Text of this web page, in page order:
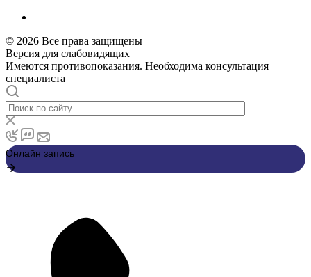
© 2026 Все права защищены
Версия для слабовидящих
Имеются противопоказания. Необходима консультация
специалиста